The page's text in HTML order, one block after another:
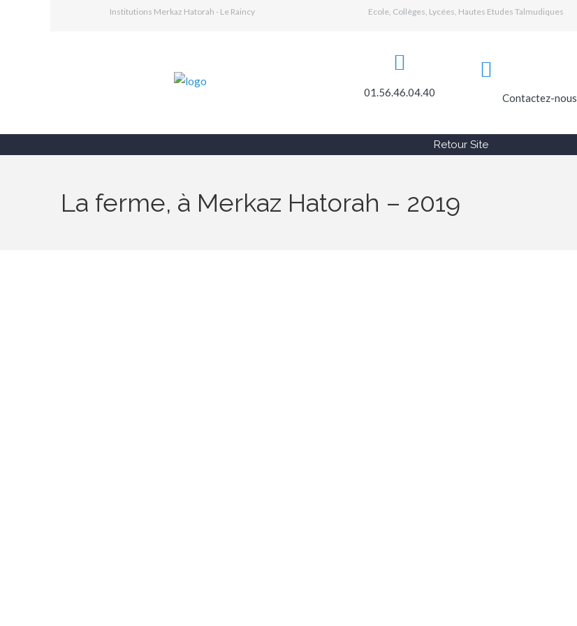
Institutions Merkaz Hatorah - Le Raincy Ecole, Collèges, Lycées, Hautes Etudes Talmudiques
01.56.46.04.40 Contactez-nous
Retour Site
La ferme, à Merkaz Hatorah – 2019